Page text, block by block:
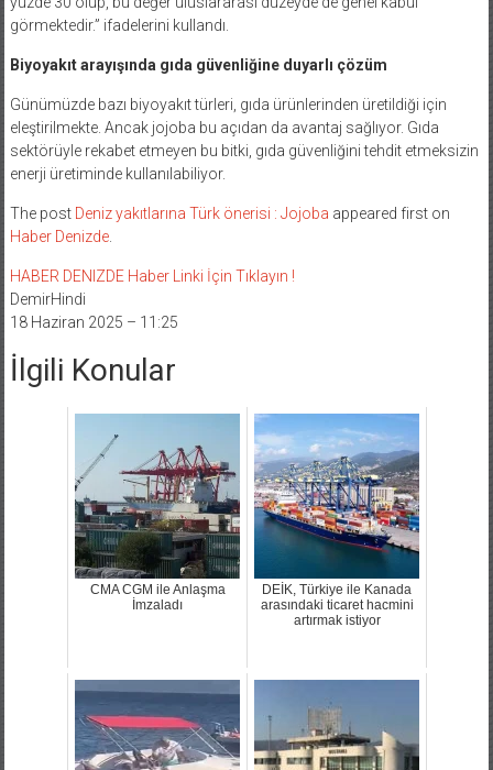
görmektedir.” ifadelerini kullandı.
Biyoyakıt arayışında gıda güvenliğine duyarlı çözüm
Günümüzde bazı biyoyakıt türleri, gıda ürünlerinden üretildiği için
eleştirilmekte. Ancak jojoba bu açıdan da avantaj sağlıyor. Gıda
sektörüyle rekabet etmeyen bu bitki, gıda güvenliğini tehdit etmeksizin
enerji üretiminde kullanılabiliyor.
The post Deniz yakıtlarına Türk önerisi : Jojoba appeared first on
Haber Denizde.
HABER DENIZDE Haber Linki İçin Tıklayın !
DemirHindi
18 Haziran 2025 – 11:25
İlgili Konular
CMA CGM ile Anlaşma
İmzaladı
DEİK, Türkiye ile Kanada
arasındaki ticaret hacmini
artırmak istiyor